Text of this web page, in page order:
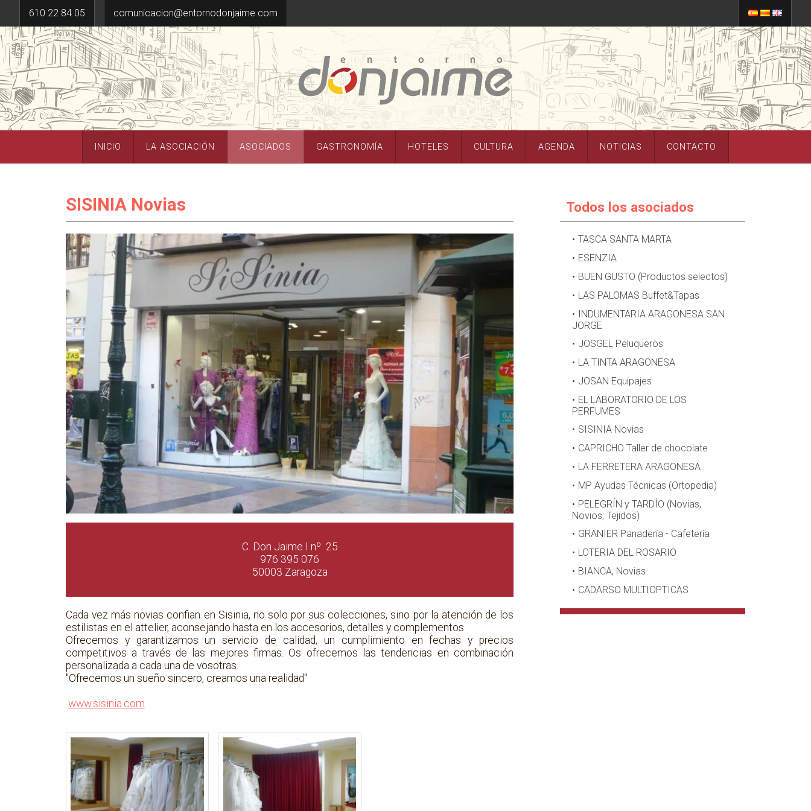
610 22 84 05 comunicacion@entornodonjaime.com
INICIO LA ASOCIACIÓN ASOCIADOS GASTRONOMÍA HOTELES CULTURA AGENDA NOTICIAS CONTACTO
SISINIA Novias
C. Don Jaime I nº 25
976 395 076
50003 Zaragoza
Cada vez más novias confian en Sisinia, no solo por sus colecciones, sino por la atención de los
estilistas en el attelier, aconsejando hasta en los accesorios, detalles y complementos.
Ofrecemos y garantizamos un servicio de calidad, un cumplimiento en fechas y precios
competitivos a través de las mejores firmas. Os ofrecemos las tendencias en combinación
personalizada a cada una de vosotras.
"Ofrecemos un sueño sincero, creamos una realidad"
www.sisinia.com
Todos los asociados
TASCA SANTA MARTA
ESENZIA
BUEN GUSTO (Productos selectos)
LAS PALOMAS Buffet&Tapas
INDUMENTARIA ARAGONESA SAN
JORGE
JOSGEL Peluqueros
LA TINTA ARAGONESA
JOSAN Equipajes
EL LABORATORIO DE LOS
PERFUMES
SISINIA Novias
CAPRICHO Taller de chocolate
LA FERRETERA ARAGONESA
MP Ayudas Técnicas (Ortopedia)
PELEGRÍN y TARDÍO (Novias,
Novios, Tejidos)
GRANIER Panadería - Cafetería
LOTERIA DEL ROSARIO
BIANCA, Novias
CADARSO MULTIOPTICAS